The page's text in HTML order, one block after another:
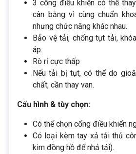
3 cổng điều khiển có thể
cân bằng vì cùng chuẩn
nhưng chức năng khác nhau.
Bảo vệ tải, chống tụt tải,
áp.
Rò rỉ cực thấp
Nếu tải bị tụt, có thể do
chất, cần thay van.
Cấu hình & tùy chọn:
Có thể chọn cổng điều khiển
Có loại kèm tay xả tải thủ
kim đồng hồ để nhả tải).